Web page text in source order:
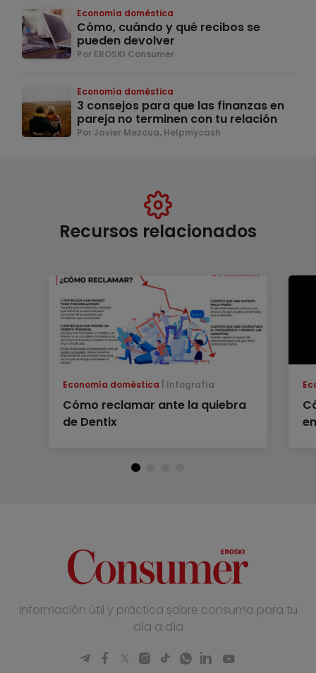
Economía doméstica
Cómo, cuándo y qué recibos se
pueden devolver
Por EROSKI Consumer
Economía doméstica
3 consejos para que las finanzas en
pareja no terminen con tu relación
Por Javier Mezcua, Helpmycash
Recursos relacionados
Economía doméstica Infografía
Cómo reclamar ante la quiebra
de Dentix
Información útil y práctica sobre consumo para tu
día a día